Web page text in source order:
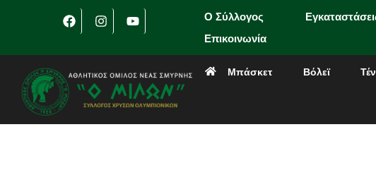
Ο Σύλλογος
Επικοινωνία
Μπάσκετ Βόλεϊ